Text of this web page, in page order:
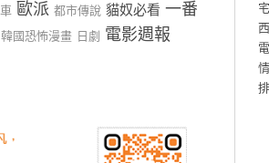
歐派 都市傳說 貓奴必看 一番
韓國恐怖漫畫 日劇 電影週報